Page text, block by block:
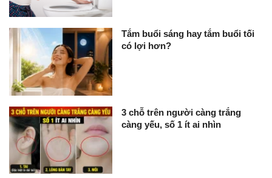
Tắm buổi sáng hay tắm buổi tối
có lợi hơn?
3 chỗ trên người càng trắng
càng yếu, số 1 ít ai nhìn